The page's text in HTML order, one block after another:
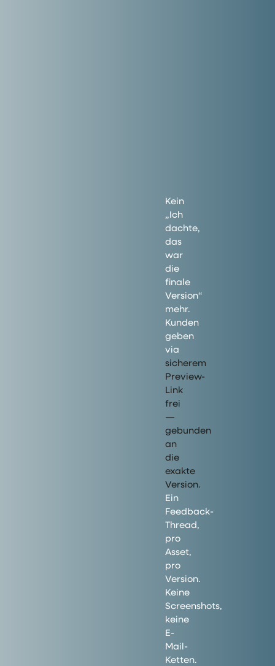
Kein
„Ich
dachte,
das
war
die
finale
Version“
mehr.
Kunden
geben
via
sicherem
Preview-
Link
frei
—
gebunden
an
die
exakte
Version.
Ein
Feedback-
Thread,
pro
Asset,
pro
Version.
Keine
Screenshots,
keine
E-
Mail-
Ketten.